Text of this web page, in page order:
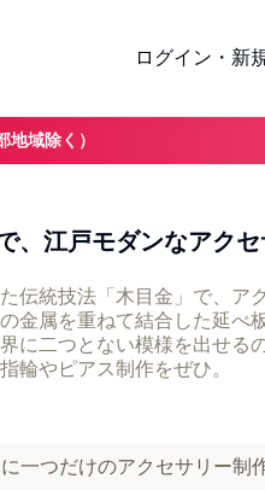
ログイン・新
域除く）
、江戸モダンなアク
伝統技法「木目金」で、ア
金属を重ねて結合した延べ
に二つとない模様を出せる
輪やピアス制作をぜひ。
一つだけのアクセサリー制